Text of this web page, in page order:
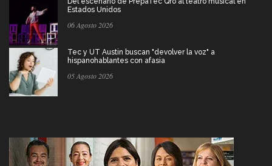
Estados Unidos
06 Agosto 2026
Tec y UT Austin buscan "devolver la voz" a
hispanohablantes con afasia
05 Agosto 2026